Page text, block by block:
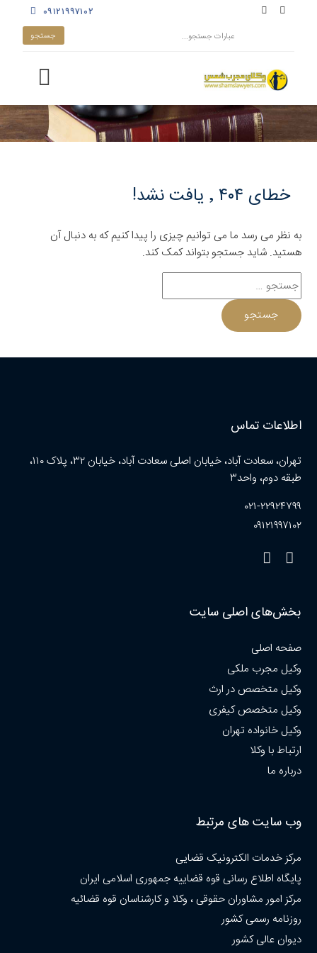
۰۹۱۲۱۹۹۷۱۰۲
خطای ۴۰۴ ٬ یافت نشد!
به نظر می رسد ما می توانیم چیزی را پیدا کنیم که به دنبال آن
هستید. شاید جستجو بتواند کمک کند.
جستجو
برای:
اطلاعات تماس
تهران، سعادت آباد، خیابان اصلی سعادت آباد، خیابان ۳۲، پلاک ۱۱۰،
طبقه دوم، واحد۳
۰۲۱-۲۲۹۲۴۷۹۹
۰۹۱۲۱۹۹۷۱۰۲
بخش‌های اصلی سایت
صفحه اصلی
وکیل مجرب ملکی
وکیل متخصص در ارث
وکیل متخصص کیفری
وکیل خانواده تهران
ارتباط با وکلا
درباره ما
وب سایت های مرتبط
مرکز خدمات الکترونیک قضایی
پایگاه اطلاع رسانی قوه قضاییه جمهوری اسلامی ایران
مرکز امور مشاوران حقوقی ، وکلا و کارشناسان قوه قضائیه
روزنامه رسمی کشور
دیوان عالی کشور